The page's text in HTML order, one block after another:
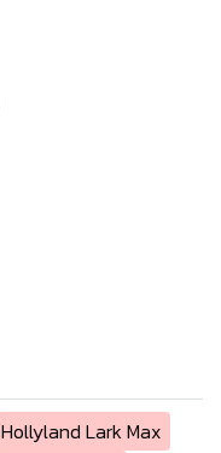
Hollyland Lark Max